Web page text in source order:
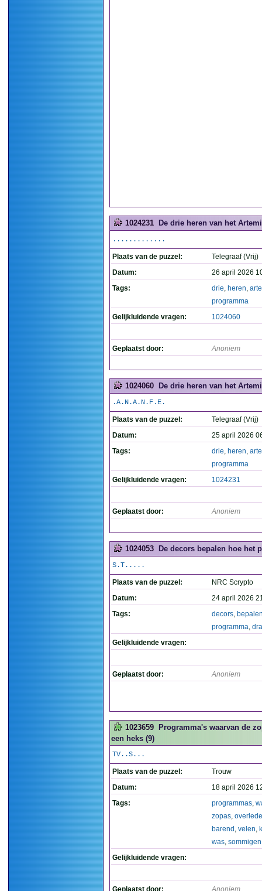
1024231 De drie heren van het
.............
Plaats van de puzzel:
Telegraaf (Vrij)
Datum:
26 april 2026
Tags:
drie, heren,
programma
Gelijkluidende vragen:
1024060
Geplaatst door: Anoniem
1024060 De drie heren van het
.A.N.A.N.F.E.
Plaats van de puzzel:
Telegraaf (Vrij)
Datum:
25 april 2026
Tags:
drie, heren,
programma
Gelijkluidende vragen:
1024231
Geplaatst door: Anoniem
1024053 De decors bepalen hoe het
S.T.....
Plaats van de puzzel:
NRC Scrypto
Datum:
24 april 2026
Tags:
decors,
programma,
Gelijkluidende vragen:
Geplaatst door: Anoniem
1023659
Programma's waarvan de
een heks (9)
TV..S...
Plaats van de puzzel:
Trouw
Datum:
18 april 2026
Tags:
programmas,
zopas,
barend , velen,
was, sommigen
Gelijkluidende vragen:
Geplaatst door: Anoniem